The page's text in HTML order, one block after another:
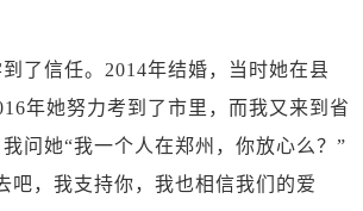
了信任。 2014年结婚，当时她在县
年她努力考到了市里，而我又来到省
问她“我一个人在郑州，你放心么？”
吧，我支持你，我也相信我们的爱